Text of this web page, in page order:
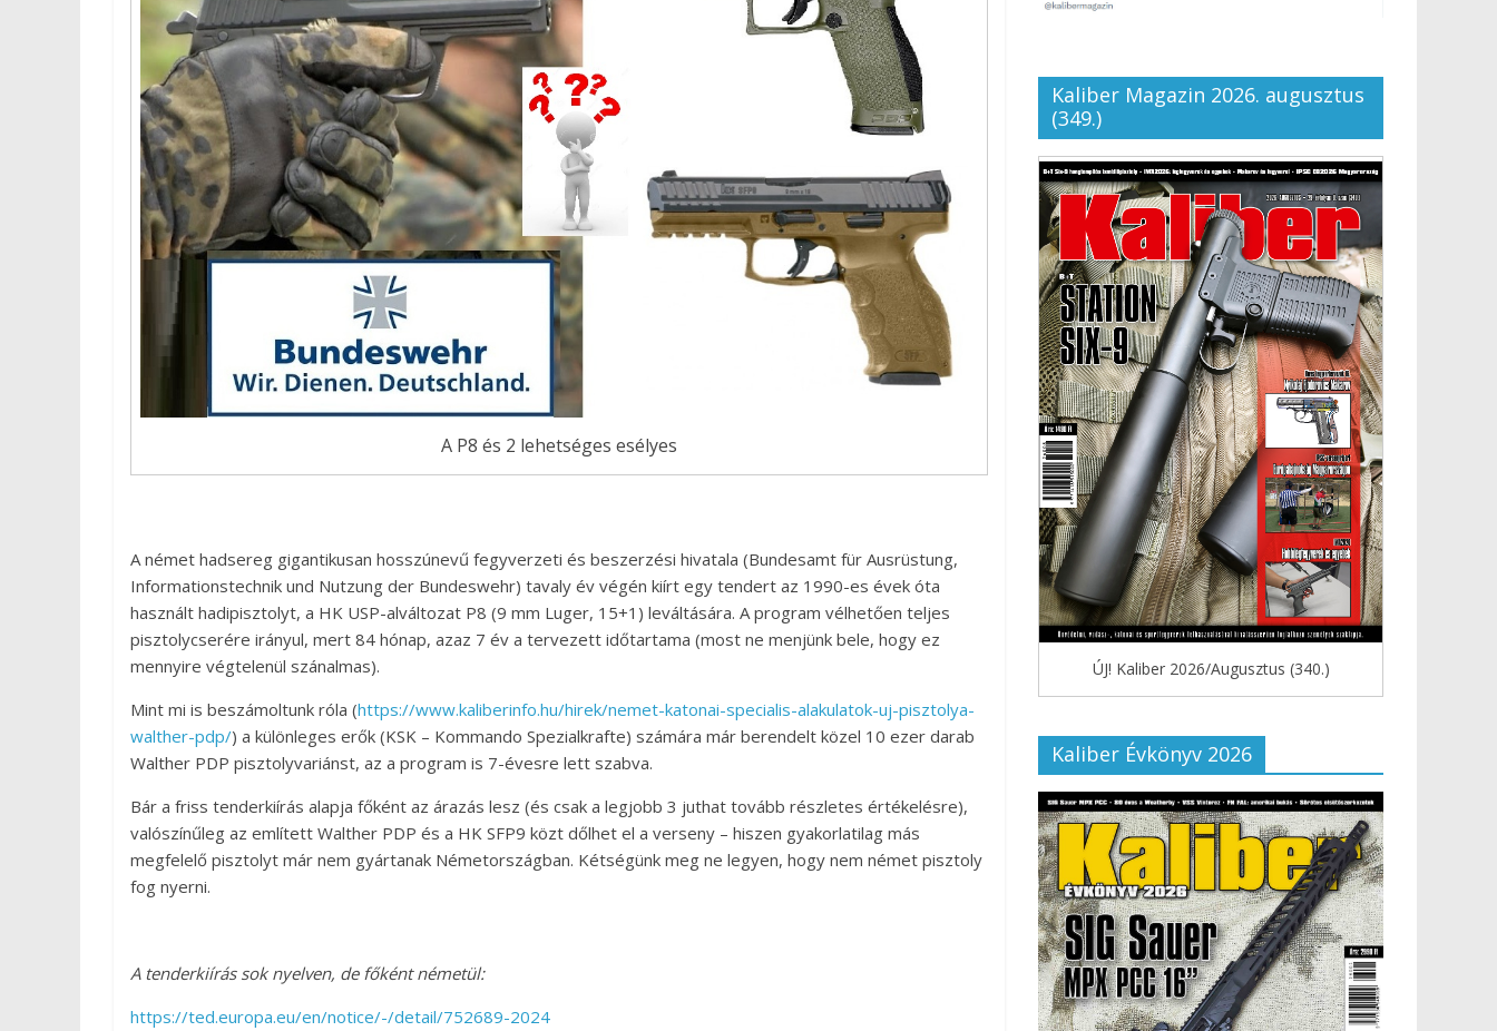
A P8 és 2 lehetséges esélyes
A német hadsereg gigantikusan hosszúnevű fegyverzeti és beszerzési hivatala (Bundesamt für Ausrüstung,
Informationstechnik und Nutzung der Bundeswehr) tavaly év végén kiírt egy tendert az 1990-es évek óta
használt hadipisztolyt, a HK USP-alváltozat P8 (9 mm Luger, 15+1) leváltására. A program vélhetően teljes
pisztolycserére irányul, mert 84 hónap, azaz 7 év a tervezett időtartama (most ne menjünk bele, hogy ez
mennyire végtelenül szánalmas).
Mint mi is beszámoltunk róla (https://www.kaliberinfo.hu/hirek/nemet-katonai-specialis-alakulatok-uj-pisztolya-
walther-pdp/) a különleges erők (KSK – Kommando Spezialkrafte) számára már berendelt közel 10 ezer darab
Walther PDP pisztolyvariánst, az a program is 7-évesre lett szabva.
Bár a friss tenderkiírás alapja főként az árazás lesz (és csak a legjobb 3 juthat tovább részletes értékelésre),
valószínűleg az említett Walther PDP és a HK SFP9 közt dőlhet el a verseny – hiszen gyakorlatilag más
megfelelő pisztolyt már nem gyártanak Németországban. Kétségünk meg ne legyen, hogy nem német pisztoly
fog nyerni.
A tenderkiírás sok nyelven, de főként németül:
https://ted.europa.eu/en/notice/-/detail/752689-2024
Kaliber Magazin 2026. augusztus
(349.)
ÚJ! Kaliber 2026/Augusztus (340.)
Kaliber Évkönyv 2026